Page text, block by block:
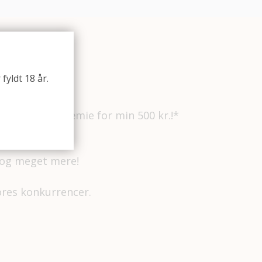
18 år.
om en vinpræmie for min 500 kr.!*
meget mere!
konkurrencer.